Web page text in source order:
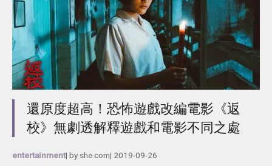
還原度超高！恐怖遊戲改編電影《返
校》無劇透解釋遊戲和電影不同之處
entertainment| by she.com| 2019-09-26